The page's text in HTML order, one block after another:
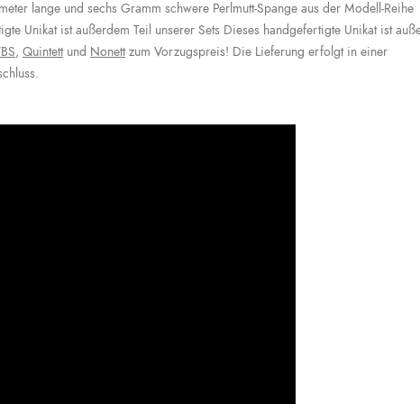
lange und sechs Gramm schwere Perlmutt-Spange aus der Modell-Reihe
Unikat ist außerdem Teil unserer Sets Dieses handgefertigte Unikat ist
, Quintettund Nonettzum Vorzugspreis! Die Lieferung erfolgt in einer